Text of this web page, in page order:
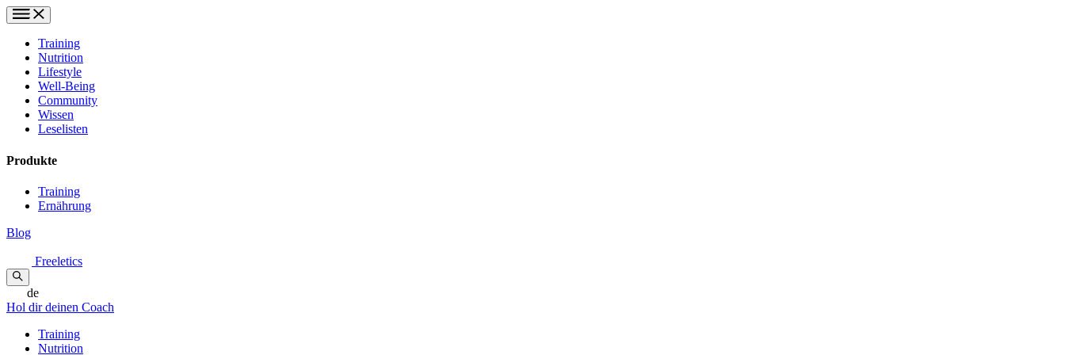
Training
Nutrition
Lifestyle
Well-Being
Community
Wissen
Leselisten
Produkte
Training
Ernährung
Blog
Freeletics
de
Hol dir deinen Coach
Training
Nutrition